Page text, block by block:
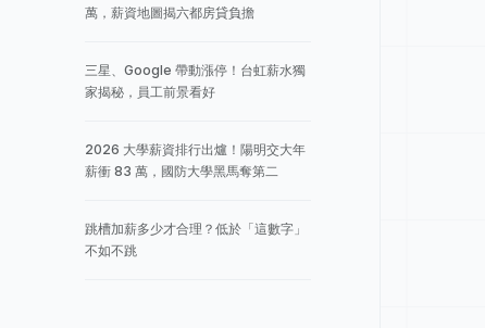
萬，薪資地圖揭六都房貸負擔
三星、Google 帶動漲停！台虹薪水獨
家揭秘，員工前景看好
2026 大學薪資排行出爐！陽明交大年
薪衝 83 萬，國防大學黑馬奪第二
跳槽加薪多少才合理？低於「這數字」
不如不跳